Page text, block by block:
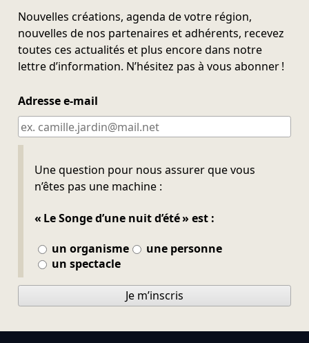
Nouvelles créations, agenda de votre région,
nouvelles de nos partenaires et adhérents, recevez
toutes ces actualités et plus encore dans notre
lettre d’information. N’hésitez pas à vous abonner !
Adresse e-mail
Une question pour nous assurer que vous
n’êtes pas une machine :
« Le Songe d’une nuit d’été » est :
un organisme
une personne
un spectacle
Ne pas remplir
Je m’inscris